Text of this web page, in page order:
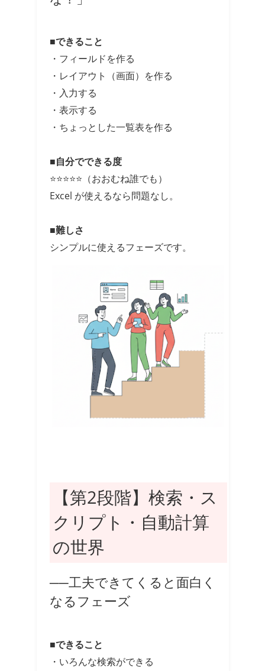
■できること
・フィールドを作る
・レイアウト（画面）を作る
・入力する
・表示する
・ちょっとした一覧表を作る
■自分でできる度
⭐⭐⭐⭐⭐（おおむね誰でも）
Excel が使えるなら問題なし。
■難しさ
シンプルに使えるフェーズです。
【第2段階】検索・ス
クリプト・自動計算
の世界
──工夫できてくると面白く
なるフェーズ
■できること
・いろんな検索ができる